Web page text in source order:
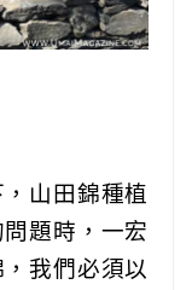
山田錦種植
題時，一宏
我們必須以